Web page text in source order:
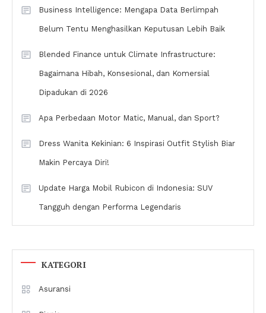
Business Intelligence: Mengapa Data Berlimpah
Belum Tentu Menghasilkan Keputusan Lebih Baik
Blended Finance untuk Climate Infrastructure:
Bagaimana Hibah, Konsesional, dan Komersial
Dipadukan di 2026
Apa Perbedaan Motor Matic, Manual, dan Sport?
Dress Wanita Kekinian: 6 Inspirasi Outfit Stylish Biar
Makin Percaya Diri!
Update Harga Mobil Rubicon di Indonesia: SUV
Tangguh dengan Performa Legendaris
KATEGORI
Asuransi